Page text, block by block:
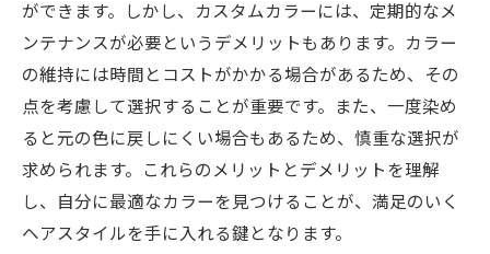
ができます。しかし、カスタムカラーには、定期的なメ
ンテナンスが必要というデメリットもあります。カラー
の維持には時間とコストがかかる場合があるため、その
点を考慮して選択することが重要です。また、一度染め
ると元の色に戻しにくい場合もあるため、慎重な選択が
求められます。これらのメリットとデメリットを理解
し、自分に最適なカラーを見つけることが、満足のいく
ヘアスタイルを手に入れる鍵となります。